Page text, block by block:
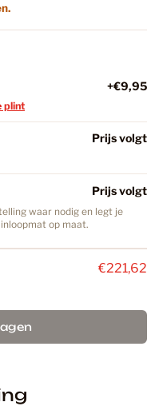
+€9,95
plint
Prijs volgt
Prijs volgt
waar nodig en legt je
op maat.
€221,62